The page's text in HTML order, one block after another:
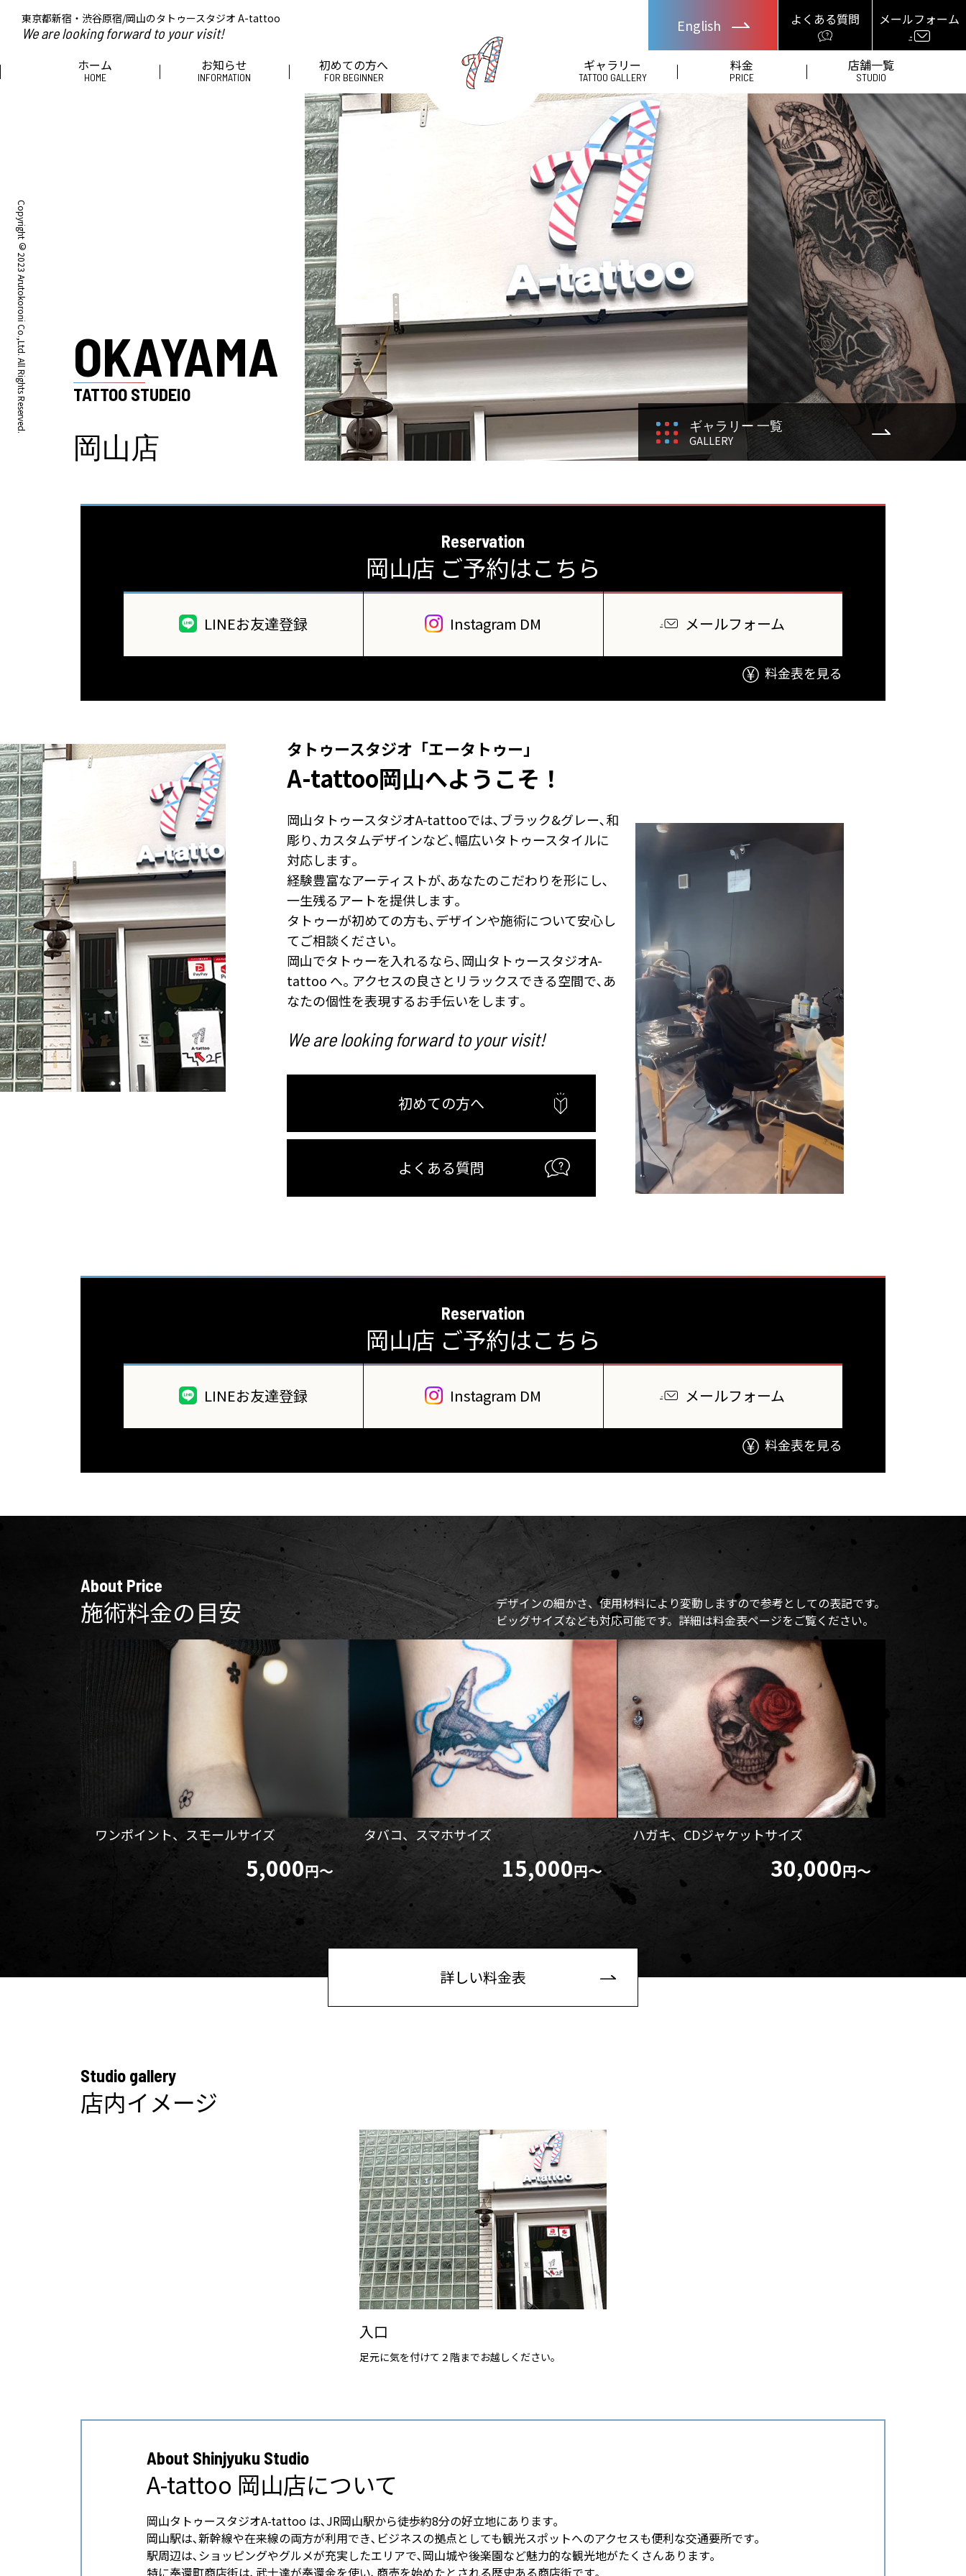
東京都新宿・渋谷原宿/岡山のタトゥースタジオ A-tattoo
We are looking forward to your visit! English よくある質問 メールフォーム
ホーム
HOME
お知らせ
INFORMATION
初めての方へ
FOR BEGINNER
ギャラリー
TATTOO GALLERY
料金
PRICE
店舗一覧
STUDIO
Copyright © 2023 Arutokoroni Co.,Ltd. All Rights Reserved. OKAYAMA
TATTOO STUDEIO
岡山店
ギャラリー 一覧
GALLERY
Reservation
岡山店 ご予約はこちら
LINEお友達登録 Instagram DM メールフォーム
料金表を見る
タトゥースタジオ「エータトゥー」
A-tattoo岡山へようこそ！
岡山タトゥースタジオA-tattooでは､ブラック&グレー､和
彫り､カスタムデザインなど､幅広いタトゥースタイルに
対応します｡
経験豊富なアーティストが､あなたのこだわりを形にし､
一生残るアートを提供します｡
タトゥーが初めての方も､デザインや施術について安心し
てご相談ください｡
岡山でタトゥーを入れるなら､岡山タトゥースタジオA-
tattoo へ｡ アクセスの良さとリラックスできる空間で､あ
なたの個性を表現するお手伝いをします｡
We are looking forward to your visit!
初めての方へ
よくある質問
Reservation
岡山店 ご予約はこちら
LINEお友達登録 Instagram DM メールフォーム
料金表を見る
About Price
施術料金の目安
デザインの細かさ、使用材料により変動しますので参考としての表記です。
ビッグサイズなども対応可能です。詳細は料金表ページをご覧ください。
ワンポイント、スモールサイズ
5,000円～
タバコ、スマホサイズ
15,000円～
ハガキ、CDジャケットサイズ
30,000円～
詳しい料金表
Studio gallery
店内イメージ
入口
足元に気を付けて２階までお越しください。
About Shinjyuku Studio
A-tattoo 岡山店について
岡山タトゥースタジオA-tattoo は､JR岡山駅から徒歩約8分の好立地にあります｡
岡山駅は､新幹線や在来線の両方が利用でき､ビジネスの拠点としても観光スポットへのアクセスも便利な交通要所です｡
駅周辺は､ショッピングやグルメが充実したエリアで､岡山城や後楽園など魅力的な観光地がたくさんあります｡
特に奉還町商店街は､武士達が奉還金を使い､商売を始めたとされる歴史ある商店街です｡